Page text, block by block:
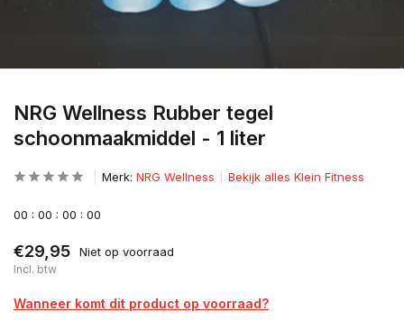
NRG Wellness Rubber tegel
schoonmaakmiddel - 1 liter
Merk: NRG Wellness Bekijk alles Klein Fitness
00 : 00 : 00 : 00
€29,95 Niet op voorraad
Incl. btw
Wanneer komt dit product op voorraad?